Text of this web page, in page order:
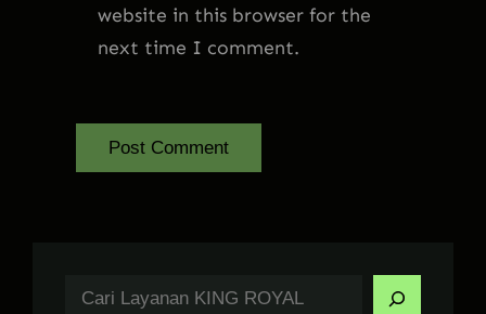
website in this browser for the
next time I comment.